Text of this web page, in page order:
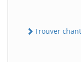
Trouver